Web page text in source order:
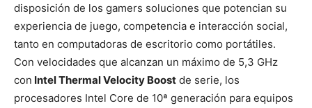
disposición de los gamers soluciones que potencian su
experiencia de juego, competencia e interacción social,
tanto en computadoras de escritorio como portátiles.
Con velocidades que alcanzan un máximo de 5,3 GHz
con Intel Thermal Velocity Boost de serie, los
procesadores Intel Core de 10ª generación para equipos